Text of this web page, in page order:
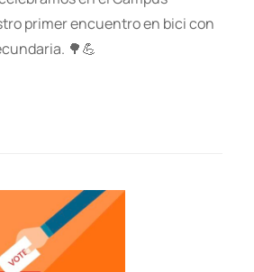
primer encuentro en bici con
🌳💪